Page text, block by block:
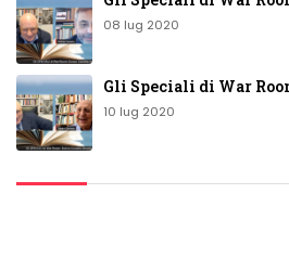
08 lug 2020
Gli Speciali di War
10 lug 2020